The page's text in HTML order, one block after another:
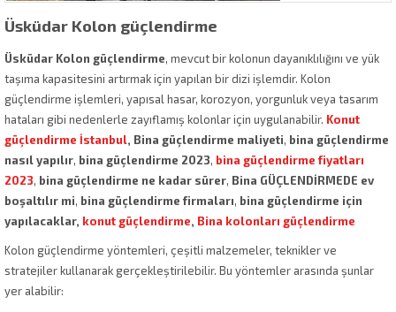
Üsküdar Kolon güçlendirme
Üsküdar Kolon güçlendirme, mevcut bir kolonun dayanıklılığını ve yük
taşıma kapasitesini artırmak için yapılan bir dizi işlemdir. Kolon
güçlendirme işlemleri, yapısal hasar, korozyon, yorgunluk veya tasarım
hataları gibi nedenlerle zayıflamış kolonlar için uygulanabilir. Konut
güçlendirme İstanbul, Bina güçlendirme maliyeti, bina güçlendirme
nasıl yapılır, bina güçlendirme 2023, bina güçlendirme fiyatları
2023, bina güçlendirme ne kadar sürer, Bina GÜÇLENDİRMEDE ev
boşaltılır mi, bina güçlendirme firmaları, bina güçlendirme için
yapılacaklar, konut güçlendirme, Bina kolonları güçlendirme
Kolon güçlendirme yöntemleri, çeşitli malzemeler, teknikler ve
stratejiler kullanarak gerçekleştirilebilir. Bu yöntemler arasında şunlar
yer alabilir: